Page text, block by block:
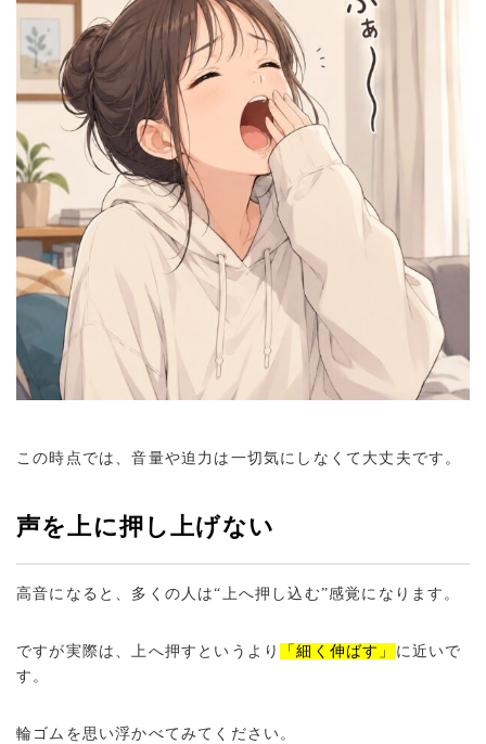
この時点では、音量や迫力は一切気にしなくて大丈夫です。
声を上に押し上げない
高音になると、多くの人は“上へ押し込む”感覚になります。
ですが実際は、上へ押すというより 「細く伸ばす」 に近いで
す。
輪ゴムを思い浮かべてみてください。